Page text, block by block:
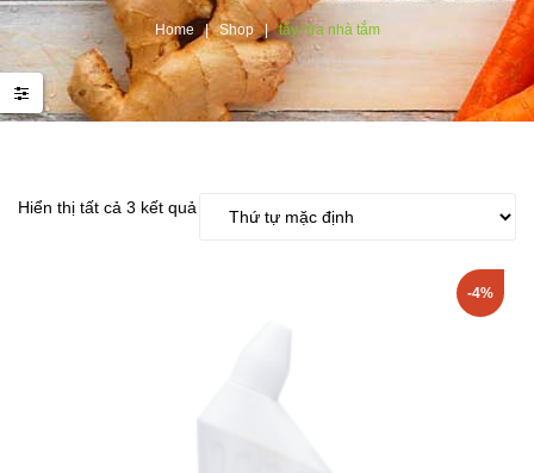
Home Shop tẩy rửa nhà tắm
Hiển thị tất cả 3 kết quả
-4%